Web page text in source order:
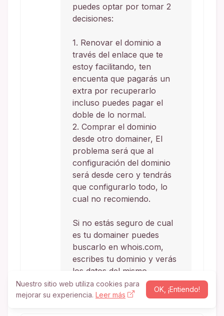
puedes optar por tomar 2
decisiones:
1. Renovar el dominio a
través del enlace que te
estoy facilitando, ten
encuenta que pagarás un
extra por recuperarlo
incluso puedes pagar el
doble de lo normal.
2. Comprar el dominio
desde otro domainer, El
problema será que al
configuración del dominio
será desde cero y tendrás
que configurarlo todo, lo
cual no recomiendo.
Si no estás seguro de cual
es tu domainer puedes
buscarlo en whois.com,
escribes tu dominio y verás
los datos del mismo.
Nuestro sitio web utiliza cookies para
mejorar su experiencia. Leer más
OK, ¡Entiendo!